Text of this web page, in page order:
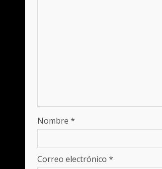
Nombre *
Correo electrónico *